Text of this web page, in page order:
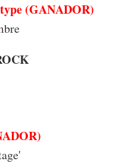
(GANADOR)